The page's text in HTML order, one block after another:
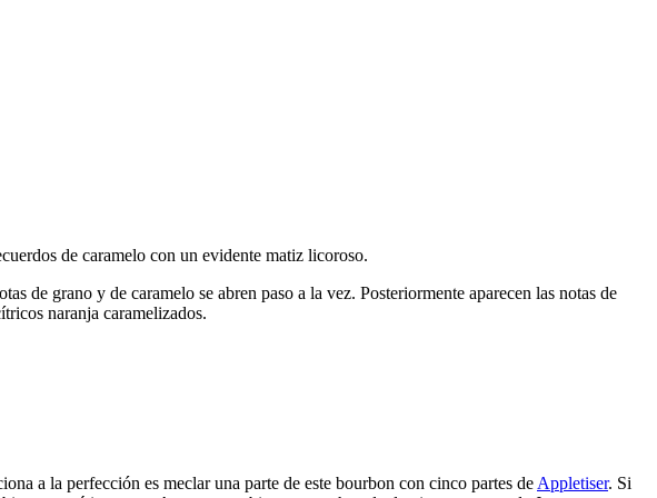
de caramelo con un evidente matiz licoroso.
de grano y de caramelo se abren paso a la vez. Posteriormente aparecen las notas de
naranja caramelizados.
a la perfección es meclar una parte de este bourbon con cinco partes de Appletiser. Si